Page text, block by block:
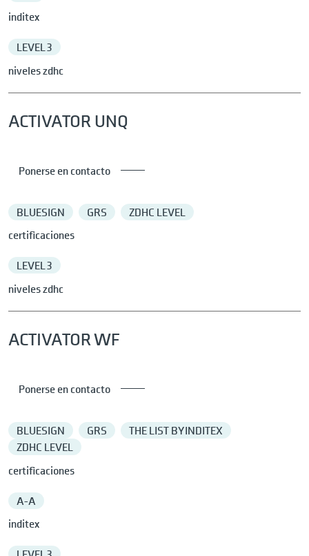
inditex
LEVEL 3
niveles zdhc
ACTIVATOR UNQ
Ponerse en contacto
BLUESIGN GRS
ZDHC LEVEL
certificaciones
LEVEL 3
niveles zdhc
ACTIVATOR WF
Ponerse en contacto
BLUESIGN GRS
THE LIST BY INDITEX
ZDHC LEVEL
certificaciones
A-A
inditex